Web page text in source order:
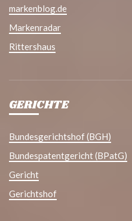
markenblog.de
Markenradar
Rittershaus
GERICHTE
Bundesgerichtshof (BGH)
Bundespatentgericht (BPatG)
Gericht
Gerichtshof